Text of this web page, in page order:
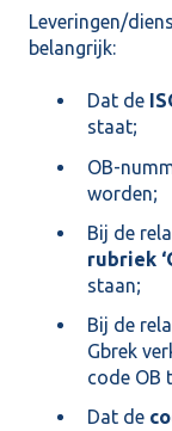
Leveringen/
belangrijk:
Dat de
staat;
OB-
worden;
Bij de
rubriek
staan;
Bij de
Gbrek
code OB
Dat de